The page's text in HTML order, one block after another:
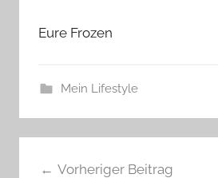
Eure Frozen
Mein Lifestyle
Vorheriger Beitrag